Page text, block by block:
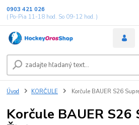
0903 421 026
( Po-Pia 11-18 hod. So 09-12 hod. )
Úvod KORČULE Korčule BAUER S26
Korčule BAUER S26